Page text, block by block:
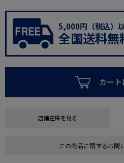
5,000円（税込）
全国送料無
カー
店舗在庫を見る
この商品に関するお問